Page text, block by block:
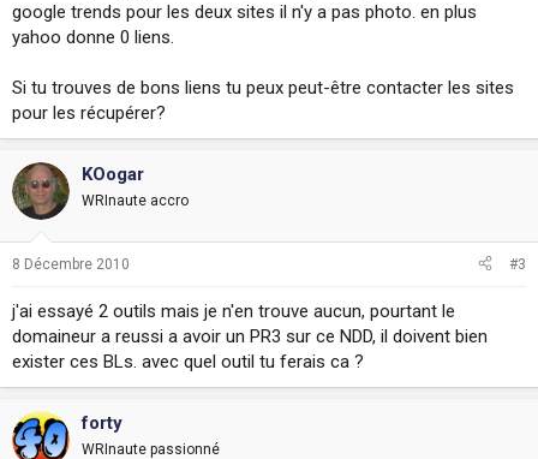
google trends pour les deux sites il n'y a pas photo. en plus
yahoo donne 0 liens.
Si tu trouves de bons liens tu peux peut-être contacter les sites
pour les récupérer?
KOogar
WRInaute accro
8 Décembre 2010 #3
j'ai essayé 2 outils mais je n'en trouve aucun, pourtant le
domaineur a reussi a avoir un PR3 sur ce NDD, il doivent bien
exister ces BLs. avec quel outil tu ferais ca ?
forty
WRInaute passionné